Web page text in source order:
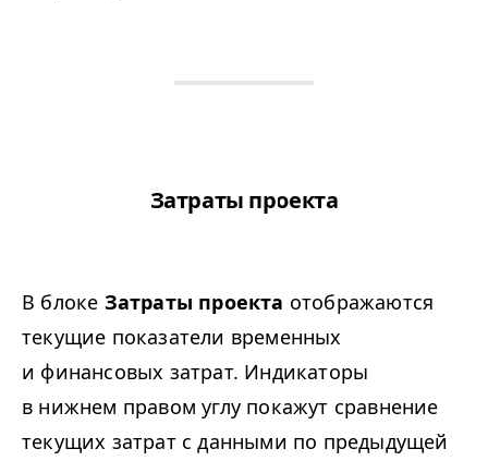
Затраты проекта
В блоке Затраты проекта отображаются
текущие показатели временных
и финансовых затрат. Индикаторы
в нижнем правом углу покажут сравнение
текущих затрат с данными по предыдущей